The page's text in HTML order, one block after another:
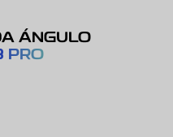
ÁNGULO
PRO